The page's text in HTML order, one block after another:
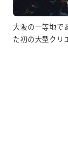
大阪の一等地で
た初の大型クリ